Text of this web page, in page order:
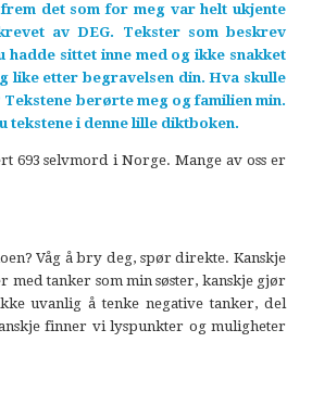
det som for meg var helt ukjente
av DEG. Tekster som beskrev
hadde sittet inne med og ikke snakket
like etter begravelsen din. Hva skulle
Tekstene berørte meg og familien min.
tekstene i denne lille diktboken.
693 selvmord i Norge. Mange av oss er
Våg å bry deg, spør direkte. Kanskje
med tanker som min søster, kanskje gjør
uvanlig å tenke negative tanker, del
finner vi lyspunkter og muligheter